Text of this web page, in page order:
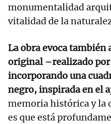
monumentalidad
vitalidad de la
La obra evoca
original –realizado
incorporando una
negro, inspirada en el
memoria histórica y la
es que está